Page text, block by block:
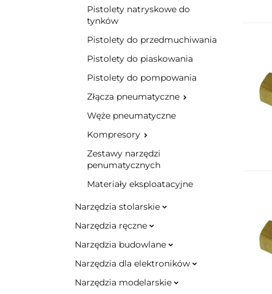
Pistolety natryskowe do
tynków
Pistolety do przedmuchiwania
Pistolety do piaskowania
Pistolety do pompowania
Złącza pneumatyczne
Węże pneumatyczne
Kompresory
Zestawy narzędzi
penumatycznych
Materiały eksploatacyjne
Narzędzia stolarskie
Narzędzia ręczne
Narzędzia budowlane
Narzędzia dla elektroników
Narzędzia modelarskie